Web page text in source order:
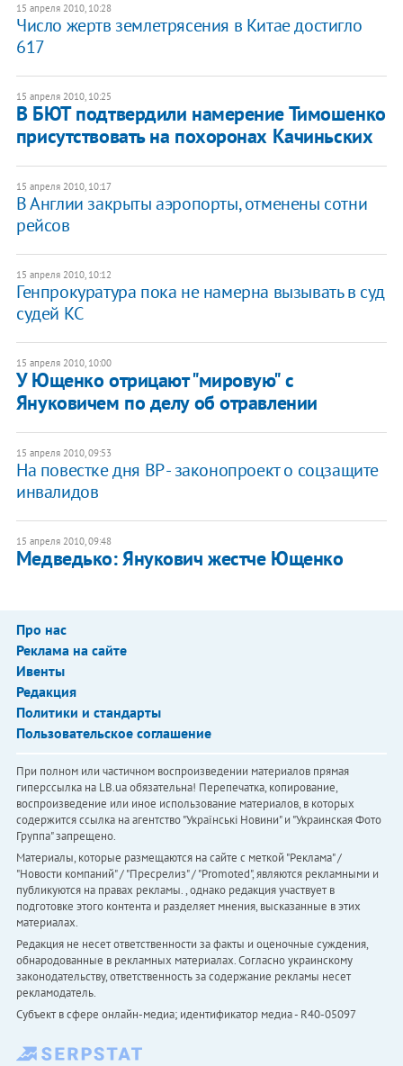
15 апреля 2010, 10:28
Число жертв землетрясения в Китае достигло
617
15 апреля 2010, 10:25
В БЮТ подтвердили намерение Тимошенко
присутствовать на похоронах Качиньских
15 апреля 2010, 10:17
В Англии закрыты аэропорты, отменены сотни
рейсов
15 апреля 2010, 10:12
Генпрокуратура пока не намерна вызывать в суд
судей КС
15 апреля 2010, 10:00
У Ющенко отрицают "мировую" с
Януковичем по делу об отравлении
15 апреля 2010, 09:53
На повестке дня ВР - законопроект о соцзащите
инвалидов
15 апреля 2010, 09:48
Медведько: Янукович жестче Ющенко
Про нас
Реклама на сайте
Ивенты
Редакция
Политики и стандарты
Пользовательское соглашение
При полном или частичном воспроизведении материалов прямая
гиперссылка на LB.ua обязательна! Перепечатка, копирование,
воспроизведение или иное использование материалов, в которых
содержится ссылка на агентство "Українськi Новини" и "Украинская Фото
Группа" запрещено.
Материалы, которые размещаются на сайте с меткой "Реклама" /
"Новости компаний" / "Пресрелиз" / "Promoted", являются рекламными и
публикуются на правах рекламы. , однако редакция участвует в
подготовке этого контента и разделяет мнения, высказанные в этих
материалах.
Редакция не несет ответственности за факты и оценочные суждения,
обнародованные в рекламных материалах. Согласно украинскому
законодательству, ответственность за содержание рекламы несет
рекламодатель.
Субъект в сфере онлайн-медиа; идентификатор медиа - R40-05097